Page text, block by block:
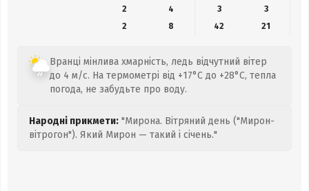
2
4 3
3
2
8 42 21
Вранці мінлива хмарність, ледь відчутний вітер
до 4 м/с. На термометрі від +17°C до +28°C, тепла
погода, не забудьте про воду.
Народні прикмети: "Мирона. Вітряний день ("Мирон-
вітрогон"). Який Мирон — такий і січень."